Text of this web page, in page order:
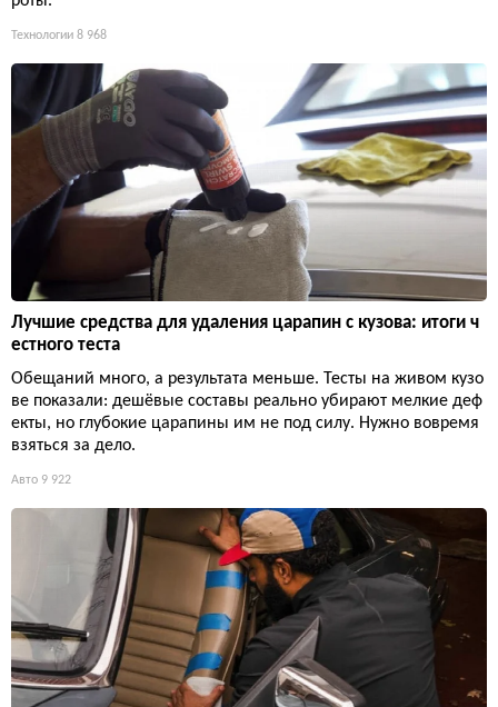
Технологии 8 968
Лучшие средства для удаления царапин с кузова: итоги ч
естного теста
Обещаний много, а результата меньше. Тесты на живом кузо
ве показали: дешёвые составы реально убирают мелкие деф
екты, но глубокие царапины им не под силу. Нужно вовремя
взяться за дело.
Авто 9 922